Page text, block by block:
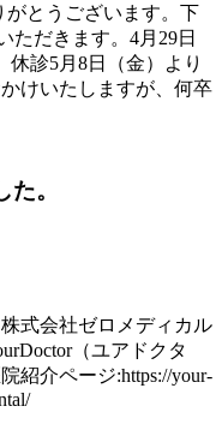
がとうございます。下
ただきます。4月29日
休診5月8日（金）より
けいたしますが、何卒
。
式会社ゼロメディカル
（ユアドクタ
紹介ページ:https://your-